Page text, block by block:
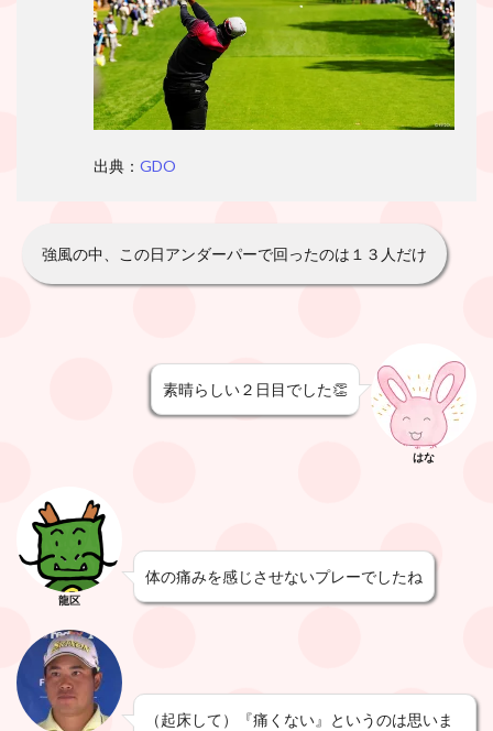
出典： GDO
強風の中、この日アンダーパーで回ったのは１３人だけ
素晴らしい２日目でした👏
はな
龍区
体の痛みを感じさせないプレーでしたね
（起床して）『痛くない』というのは思いま